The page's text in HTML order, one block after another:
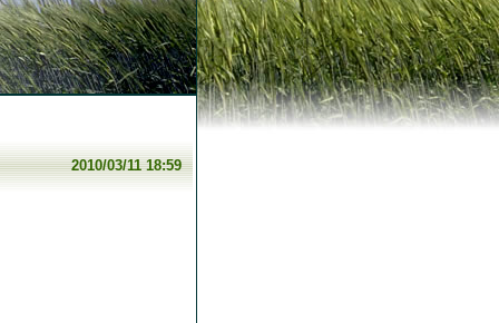
2010/03/11 18:59